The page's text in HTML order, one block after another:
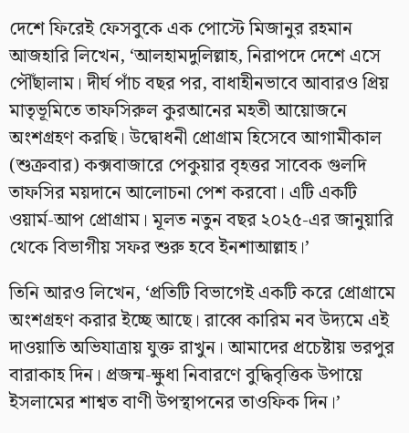
দেশে ফিরেই ফেসবুকে এক পোস্টে মিজানুর রহমান
আজহারি লিখেন, ‘আলহামদুলিল্লাহ, নিরাপদে দেশে এসে
পৌঁছালাম। দীর্ঘ পাঁচ বছর পর, বাধাহীনভাবে আবারও প্রিয়
মাতৃভূমিতে তাফসিরুল কুরআনের মহতী আয়োজনে
অংশগ্রহণ করছি। উদ্বোধনী প্রোগ্রাম হিসেবে আগামীকাল
(শুক্রবার) কক্সবাজারে পেকুয়ার বৃহত্তর সাবেক গুলদি
তাফসির ময়দানে আলোচনা পেশ করবো। এটি একটি
ওয়ার্ম-আপ প্রোগ্রাম। মূলত নতুন বছর ২০২৫-এর জানুয়ারি
থেকে বিভাগীয় সফর শুরু হবে ইনশাআল্লাহ।’
তিনি আরও লিখেন, ‘প্রতিটি বিভাগেই একটি করে প্রোগ্রামে
অংশগ্রহণ করার ইচ্ছে আছে। রাব্বে কারিম নব উদ্যমে এই
দাওয়াতি অভিযাত্রায় যুক্ত রাখুন। আমাদের প্রচেষ্টায় ভরপুর
বারাকাহ দিন। প্রজন্ম-ক্ষুধা নিবারণে বুদ্ধিবৃত্তিক উপায়ে
ইসলামের শাশ্বত বাণী উপস্থাপনের তাওফিক দিন।’